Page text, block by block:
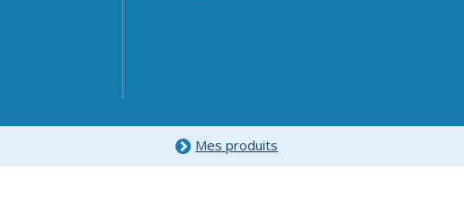
Mes produits